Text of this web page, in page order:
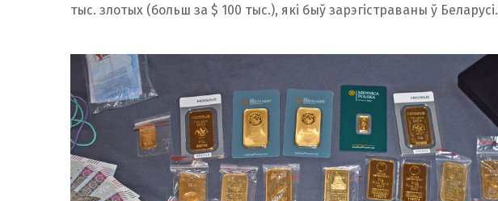
тыс. злотых (больш за $ 100 тыс.), які быў зарэгістраваны ў Беларусі.